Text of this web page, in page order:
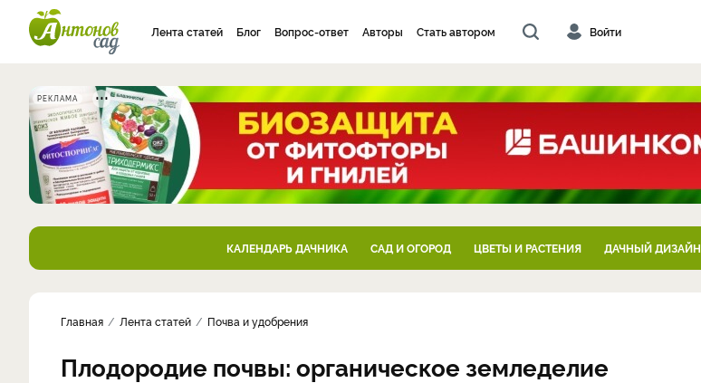
Лента статей Блог Вопрос-ответ Авторы Стать автором Войти
РЕКЛАМА
КАЛЕНДАРЬ ДАЧНИКА САД И ОГОРОД ЦВЕТЫ И РАСТЕНИЯ ДАЧНЫЙ ДИЗАЙН
Главная Лента статей Почва и удобрения
Плодородие почвы: органическое земледелие